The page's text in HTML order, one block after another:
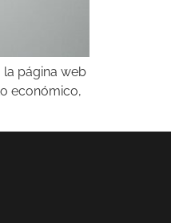
la página web
económico,